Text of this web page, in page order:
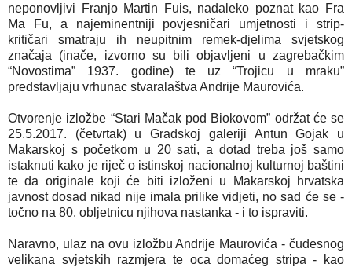
neponovljivi Franjo Martin Fuis, nadaleko poznat kao Fra
Ma Fu, a najeminentniji povjesničari umjetnosti i strip-
kritičari smatraju ih neupitnim remek-djelima svjetskog
značaja (inače, izvorno su bili objavljeni u zagrebačkim
“Novostima” 1937. godine) te uz “Trojicu u mraku”
predstavljaju vrhunac stvaralaštva Andrije Maurovića.
Otvorenje izložbe “Stari Mačak pod Biokovom” održat će se
25.5.2017. (četvrtak) u Gradskoj galeriji Antun Gojak u
Makarskoj s početkom u 20 sati, a dotad treba još samo
istaknuti kako je riječ o istinskoj nacionalnoj kulturnoj baštini
te da originale koji će biti izloženi u Makarskoj hrvatska
javnost dosad nikad nije imala prilike vidjeti, no sad će se -
točno na 80. obljetnicu njihova nastanka - i to ispraviti.
Naravno, ulaz na ovu izložbu Andrije Maurovića - čudesnog
velikana svjetskih razmjera te oca domaćeg stripa - kao